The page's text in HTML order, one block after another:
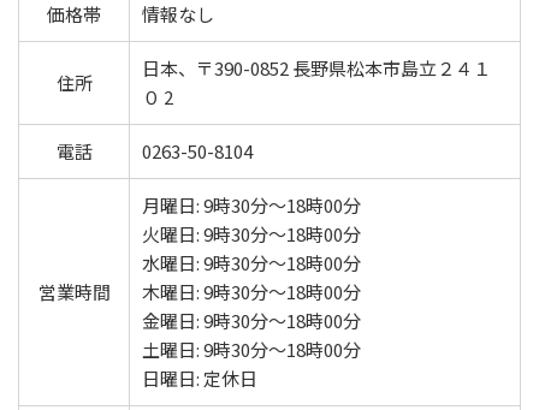
価格帯 情報なし
住所
日本、〒390-0852 長野県松本市島立２４１
０ 2
電話 0263-50-8104
営業時間
月曜日: 9時30分～18時00分
火曜日: 9時30分～18時00分
水曜日: 9時30分～18時00分
木曜日: 9時30分～18時00分
金曜日: 9時30分～18時00分
土曜日: 9時30分～18時00分
日曜日: 定休日